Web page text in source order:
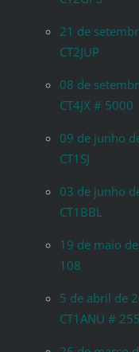
21 de
CT2JUP
08 de
CT4JX # 5000
09 de junho
CT1SJ
03 de junho
CT1BBL
19 de maio
108
5 de abril de
CT1ANU # 255